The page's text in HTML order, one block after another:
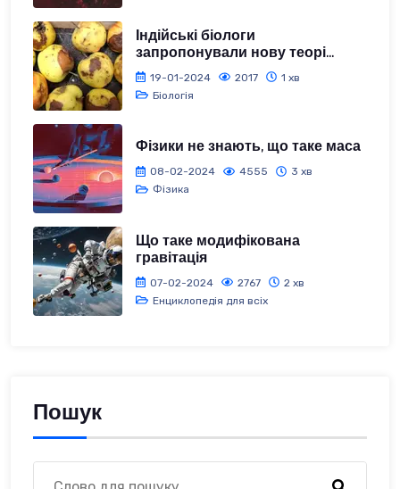
Індійські біологи
запропонували нову теорі...
19-01-2024 2017
1 хв
Біологія
Фізики не знають, що таке маса
08-02-2024 4555
3 хв
Фізика
Що таке модифікована
гравітація
07-02-2024 2767
2 хв
Енциклопедія для всіх
Пошук